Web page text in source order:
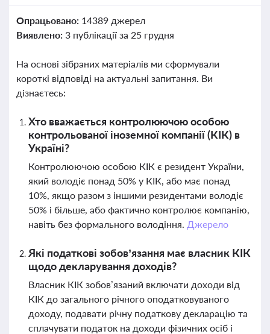
Опрацьовано: 14389 джерел
Виявлено: 3 публікації за 25 грудня
На основі зібраних матеріалів ми сформували
короткі відповіді на актуальні запитання. Ви
дізнаєтесь:
Хто вважається контролюючою особою
контрольованої іноземної компанії (КІК) в
Україні?
Контролюючою особою КІК є резидент України,
який володіє понад 50% у КІК, або має понад
10%, якщо разом з іншими резидентами володіє
50% і більше, або фактично контролює компанію,
навіть без формального володіння. Джерело
Які податкові зобов’язання має власник КІК
щодо декларування доходів?
Власник КІК зобов’язаний включати доходи від
КІК до загального річного оподатковуваного
доходу, подавати річну податкову декларацію та
сплачувати податок на доходи фізичних осіб і